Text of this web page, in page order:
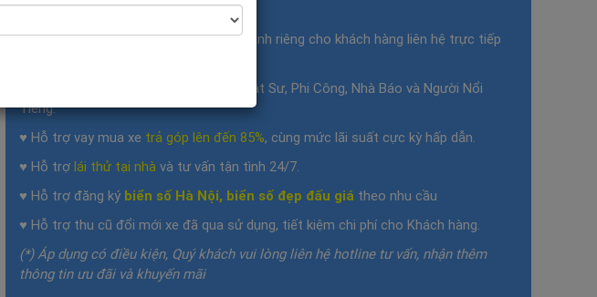
♥ Nhận ngay gói hỗ trợ bảo dưỡng (*)
♥Giá chính hãng tốt nhất thị trường, dành riêng cho khách hàng liên hệ trực tiếp
♥ Thêm ưu đãi đặc biệt cho Bác Sỹ, Luật Sư, Phi Công, Nhà Báo và Người Nổi
Tiếng.
♥ Hỗ trợ vay mua xe trả góp lên đến 85%, cùng mức lãi suất cực kỳ hấp dẫn.
♥ Hỗ trợ lái thử tại nhà và tư vấn tận tình 24/7.
♥ Hỗ trợ đăng ký biển số Hà Nội, biển số đẹp đấu giá theo nhu cầu
♥ Hỗ trợ thu cũ đổi mới xe đã qua sử dụng, tiết kiệm chi phí cho Khách hàng.
(*) Áp dụng có điều kiện, Quý khách vui lòng liên hệ hotline tư vấn, nhận thêm
thông tin ưu đãi và khuyến mãi